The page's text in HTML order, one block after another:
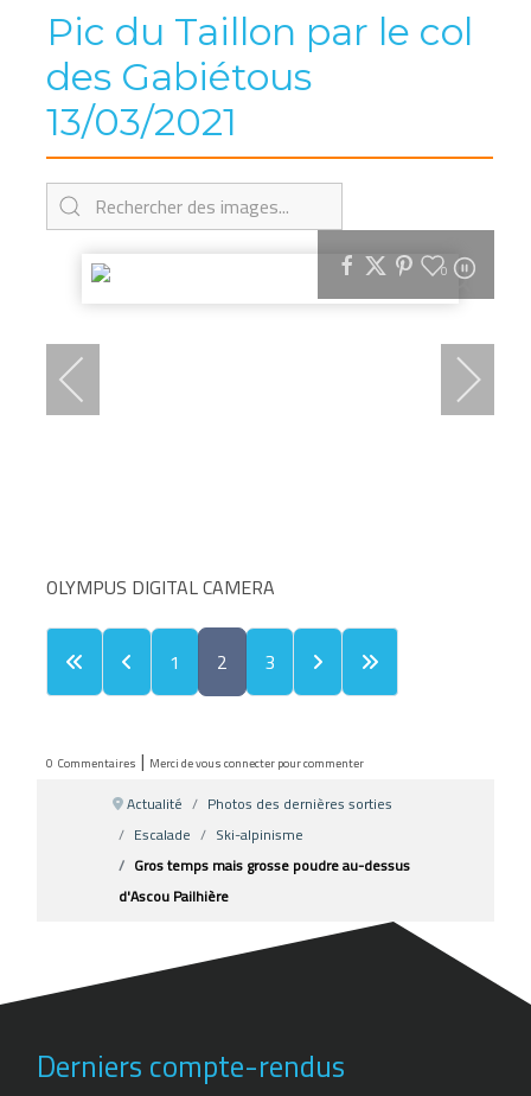
Pic du Taillon par le col
des Gabiétous
13/03/2021
0
OLYMPUS DIGITAL CAMERA
1 2 3
0 Commentaires | Merci de vous connecter pour commenter
Actualité
Photos des dernières sorties
Escalade
Ski-alpinisme
Gros temps mais grosse poudre au-dessus
d'Ascou Pailhière
Derniers compte-rendus